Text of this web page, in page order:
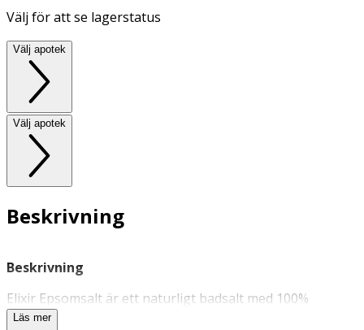
Välj för att se lagerstatus
Välj apotek
Välj apotek
Beskrivning
Beskrivning
Elixir Epsomsalt är ett naturligt badsalt med 100%
magnesiumsulfat. Verkar avslappnande för trötta och
Läs mer